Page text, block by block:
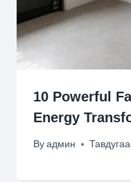
10 Powerful
Energy
By админ